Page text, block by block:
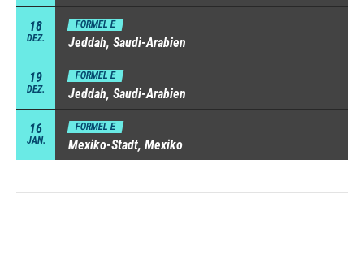
18
DEZ.
FORMEL E
Jeddah, Saudi-Arabien
19
DEZ.
FORMEL E
Jeddah, Saudi-Arabien
16
JAN.
FORMEL E
Mexiko-Stadt, Mexiko